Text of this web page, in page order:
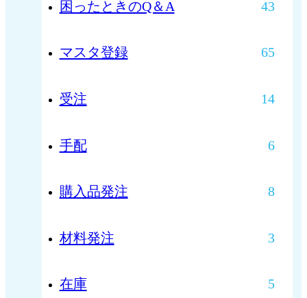
困ったときのQ＆A 43
マスタ登録 65
受注 14
手配 6
購入品発注 8
材料発注 3
在庫 5